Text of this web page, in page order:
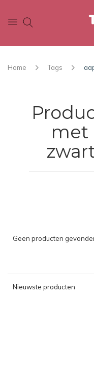
Home Tags
met
Geen producten
Nieuwste producten